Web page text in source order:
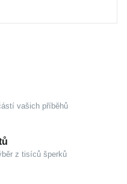
mm
stříbrná
Rhodium
vašich příběhů
z tisíců šperků